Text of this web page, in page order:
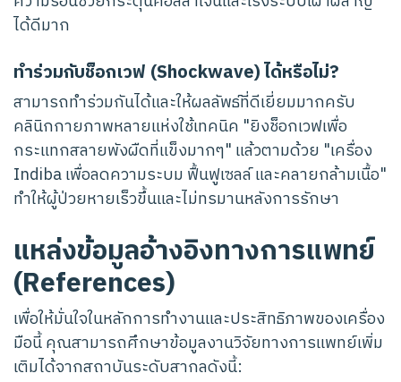
ได้ดีมาก
ทำร่วมกับช็อกเวฟ (Shockwave) ได้หรือไม่?
สามารถทำร่วมกันได้และให้ผลลัพธ์ที่ดีเยี่ยมมากครับ
คลินิกกายภาพหลายแห่งใช้เทคนิค "ยิงช็อกเวฟเพื่อ
กระแทกสลายพังผืดที่แข็งมากๆ" แล้วตามด้วย "เครื่อง
Indiba เพื่อลดความระบม ฟื้นฟูเซลล์ และคลายกล้ามเนื้อ"
ทำให้ผู้ป่วยหายเร็วขึ้นและไม่ทรมานหลังการรักษา
แหล่งข้อมูลอ้างอิงทางการแพทย์
(References)
เพื่อให้มั่นใจในหลักการทำงานและประสิทธิภาพของเครื่อง
มือนี้ คุณสามารถศึกษาข้อมูลงานวิจัยทางการแพทย์เพิ่ม
เติมได้จากสถาบันระดับสากลดังนี้: